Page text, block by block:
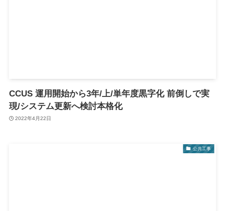
CCUS 運用開始から3年/上/単年度黒字化 前倒しで実
現/システム更新へ検討本格化
2022年4月22日
公共工事